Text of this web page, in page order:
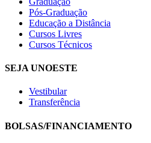
Pós-Graduação
Educação a Distância
Cursos Livres
Cursos Técnicos
SEJA UNOESTE
Vestibular
Transferência
BOLSAS/FINANCIAMENTO